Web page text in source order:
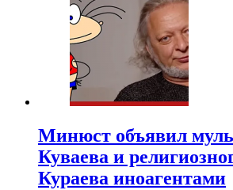
Минюст объявил
Куваева и
Кураева иноагентами